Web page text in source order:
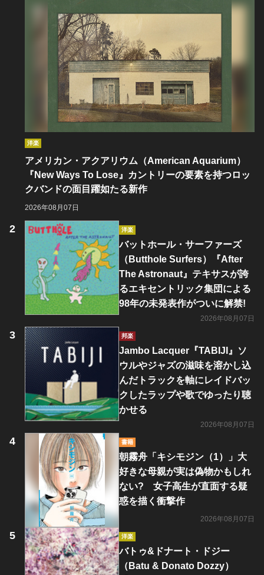
洋楽
アメリカン・アクアリウム（American Aquarium）
『New Ways To Lose』カントリーの要素を持つロッ
クバンドの面目躍如たる新作
2026年08月07日
洋楽
バットホール・サーファーズ
（Butthole Surfers）『After
The Astronaut』テキサスが誇
るエキセントリック集団による
98年の未発表作がついに解禁!
2026年08月07日
邦楽
Jambo Lacquer『TABIJI』ソ
ウルやジャズの滋味を溶かし込
んだトラックを軸にレイドバッ
クしたラップや歌でゆったり聴
かせる
2026年08月07日
書籍
朝霧舟「キシモジン（1）」大
好きな母親が実は偽物かもしれ
ない? 女子高生が直面する疑
惑を描く衝撃作
2026年08月07日
洋楽
バトゥ&ドナート・ドジー
（Batu & Donato Dozzy）